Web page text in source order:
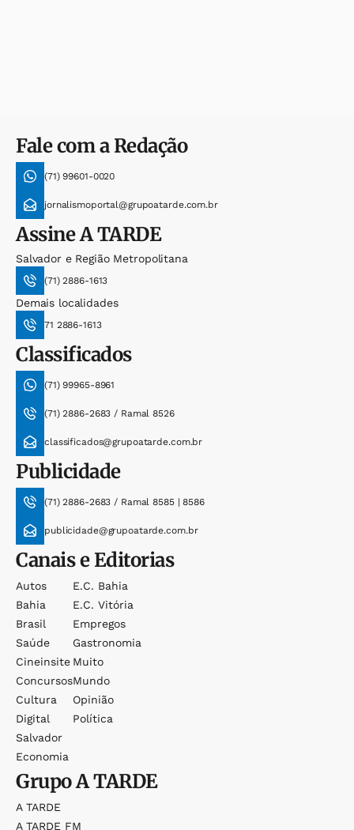
Fale com a Redação
(71) 99601-0020
jornalismoportal@grupoatarde.com.br
AssineA TARDE
Salvador e Região Metropolitana
(71) 2886-1613
Demais localidades
71 2886-1613
Classificados
(71) 99965-8961
(71) 2886-2683 / Ramal 8526
classificados@grupoatarde.com.br
Publicidade
(71) 2886-2683 / Ramal 8585 | 8586
publicidade@grupoatarde.com.br
Canais e Editorias
Autos
Bahia
Brasil
Saúde
Cineinsite
Concursos
Cultura
Digital
Salvador
Economia
E.c. Bahia
E.c. Vitória
Empregos
Gastronomia
Muito
Mundo
Opinião
Política
GrupoA TARDE
A TARDE
A TARDE FM